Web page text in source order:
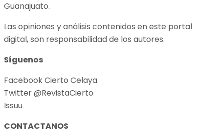
Guanajuato.
Las opiniones y análisis contenidos en este portal
digital, son responsabilidad de los autores.
Síguenos
Facebook Cierto Celaya
Twitter @RevistaCierto
Issuu
CONTACTANOS